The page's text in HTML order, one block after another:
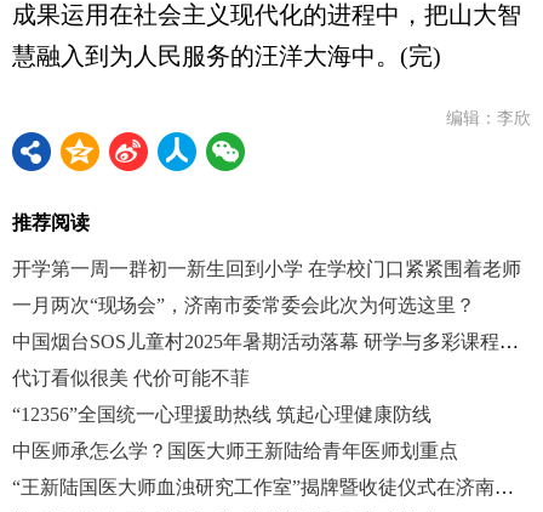
成果运用在社会主义现代化的进程中，把山大智
慧融入到为人民服务的汪洋大海中。(完)
编辑：李欣
推荐阅读
开学第一周一群初一新生回到小学 在学校门口紧紧围着老师
一月两次“现场会”，济南市委常委会此次为何选这里？
中国烟台SOS儿童村2025年暑期活动落幕 研学与多彩课程点亮假期
代订看似很美 代价可能不菲
“12356”全国统一心理援助热线 筑起心理健康防线
中医师承怎么学？国医大师王新陆给青年医师划重点
“王新陆国医大师血浊研究工作室”揭牌暨收徒仪式在济南举行